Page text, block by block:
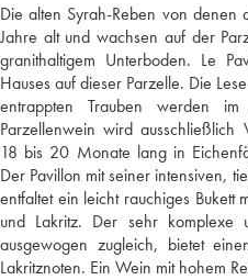
Die alten Syrah-Reben von denen
Jahre alt und wachsen auf der
granithaltigem Unterboden. Le
Hauses auf dieser Parzelle. Die
entrappten Trauben werden
Parzellenwein wird ausschließlich
18 bis 20 Monate lang in
Der Pavillon mit seiner intensiven,
entfaltet ein leicht rauchiges Bukett
und Lakritz. Der sehr komplexe
ausgewogen zugleich, bietet
Lakritznoten. Ein Wein mit hohem